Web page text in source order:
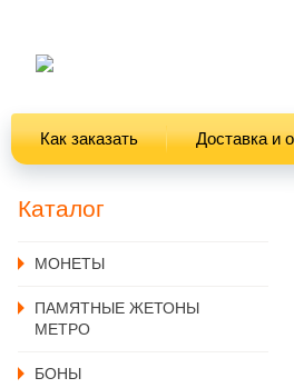
Как заказать Доставка и
Каталог
MОНЕТЫ
ПАМЯТНЫЕ ЖЕТОНЫ
МЕТРО
БОНЫ